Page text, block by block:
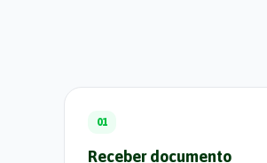
01
Receber documento